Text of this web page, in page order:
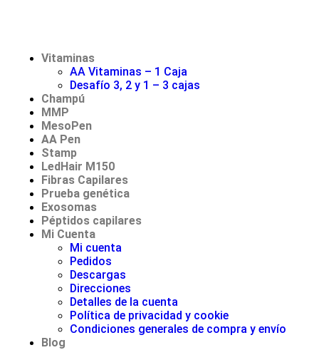
Vitaminas
AA Vitaminas – 1 Caja
Desafío 3, 2 y 1 – 3 cajas
Champú
MMP
MesoPen
AA Pen
Stamp
LedHair M150
Fibras Capilares
Prueba genética
Exosomas
Péptidos capilares
Mi Cuenta
Mi cuenta
Pedidos
Descargas
Direcciones
Detalles de la cuenta
Política de privacidad y cookie
Condiciones generales de compra y envío
Blog